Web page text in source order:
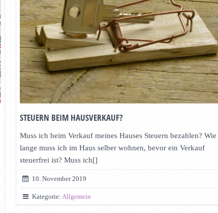
STEUERN BEIM HAUSVERKAUF?
Muss ich beim Verkauf meines Hauses Steuern bezahlen? Wie
lange muss ich im Haus selber wohnen, bevor ein Verkauf
steuerfrei ist? Muss ich[]
10. November 2019
Kategorie: Allgemein